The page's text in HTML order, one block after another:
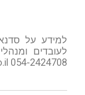
לעובדים
054-2424708